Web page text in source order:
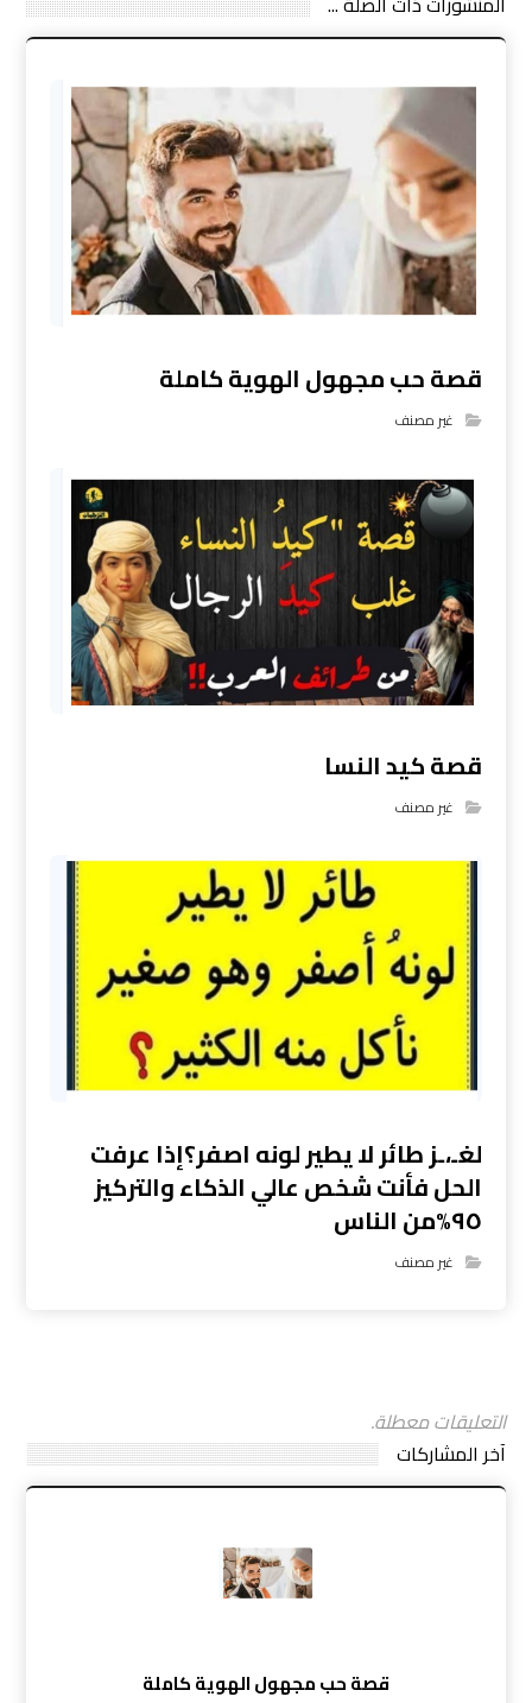
قصة حب مجهول الهوية كاملة
غير مصنف
قصة كيد النسا
غير مصنف
لغـ،ـز طائر لا يطير لونه اصفر؟إذا عرفت
الحل فأنت شخص عالي الذكاء والتركيز
٩٥%من الناس
غير مصنف
التعليقات معطلة.
آخر المشاركات
قصة حب مجهول الهوية كاملة